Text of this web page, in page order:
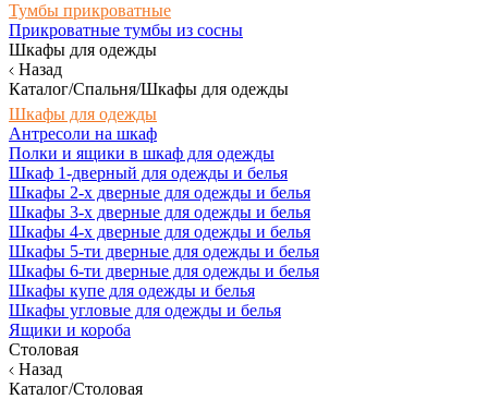
Тумбы прикроватные
Прикроватные тумбы из сосны
Шкафы для одежды
Назад
Каталог/Спальня/Шкафы для одежды
Шкафы для одежды
Антресоли на шкаф
Полки и ящики в шкаф для одежды
Шкаф 1-дверный для одежды и белья
Шкафы 2-х дверные для одежды и белья
Шкафы 3-х дверные для одежды и белья
Шкафы 4-х дверные для одежды и белья
Шкафы 5-ти дверные для одежды и белья
Шкафы 6-ти дверные для одежды и белья
Шкафы купе для одежды и белья
Шкафы угловые для одежды и белья
Ящики и короба
Столовая
Назад
Каталог/Столовая